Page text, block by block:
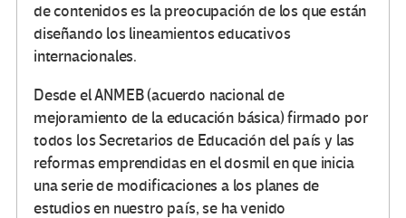
de contenidos es la preocupación de los que están
diseñando los lineamientos educativos
internacionales.
Desde el ANMEB (acuerdo nacional de
mejoramiento de la educación básica) firmado por
todos los Secretarios de Educación del país y las
reformas emprendidas en el dosmil en que inicia
una serie de modificaciones a los planes de
estudios en nuestro país, se ha venido